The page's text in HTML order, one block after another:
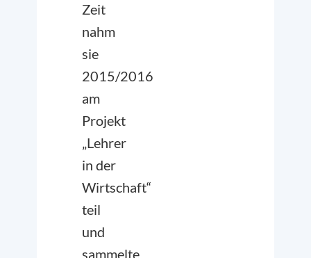
Zeit
nahm
sie
2015/2016
am
Projekt
„Lehrer
in der
Wirtschaft“
teil
und
sammelte